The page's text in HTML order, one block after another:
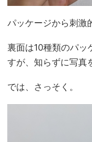
パッケージから刺激
裏面は10種類のパッ
すが、知らずに写真
では、さっそく。